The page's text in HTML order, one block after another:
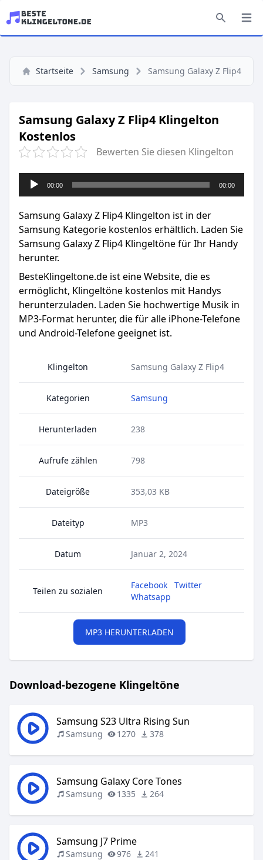
Startseite Samsung Samsung Galaxy Z Flip4
Samsung Galaxy Z Flip4 Klingelton
Kostenlos
Bewerten Sie diesen Klingelton
Audio-
Player
00:00 00:00
Samsung Galaxy Z Flip4 Klingelton ist in der
Samsung Kategorie kostenlos erhältlich. Laden Sie
Samsung Galaxy Z Flip4 Klingeltöne für Ihr Handy
herunter.
BesteKlingeltone.de ist eine Website, die es
ermöglicht, Klingeltöne kostenlos mit Handys
herunterzuladen. Laden Sie hochwertige Musik in
MP3-Format herunter, die für alle iPhone-Telefone
und Android-Telefone geeignet ist.
Klingelton Samsung Galaxy Z Flip4
Kategorien Samsung
Herunterladen 238
Aufrufe zählen 798
Dateigröße 353,03 KB
Dateityp MP3
Datum Januar 2, 2024
Teilen zu sozialen
Facebook
Twitter
Whatsapp
MP3 HERUNTERLADEN
Download-bezogene Klingeltöne
Samsung S23 Ultra Rising Sun
Samsung 1270 378
Samsung Galaxy Core Tones
Samsung 1335 264
Samsung J7 Prime
Samsung 976 241